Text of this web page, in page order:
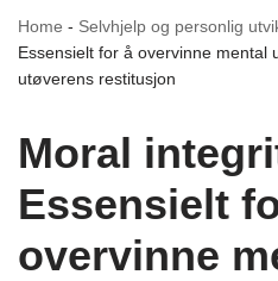
Home - Selvhjelp og personlig
Essensielt for å overvinne mental
utøverens restitusjon
Moral
Essensielt
overvinne